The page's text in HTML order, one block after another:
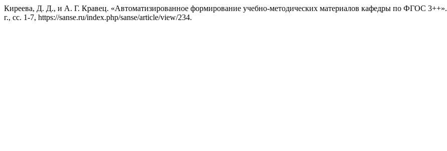
Киреева, Д. Д., и А. Г. Кравец. «Автоматизированное формирование учебно-методических материалов кафедры по ФГОС 3++».
г., сс. 1-7, https://sanse.ru/index.php/sanse/article/view/234.